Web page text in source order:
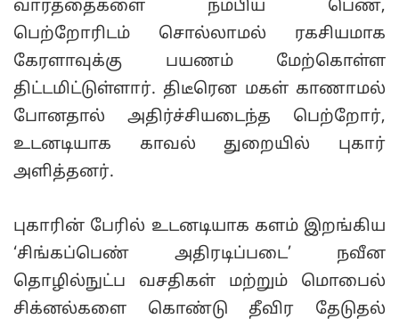
வார்த்தைகளை நம்பிய பெண்,
பெற்றோரிடம் சொல்லாமல் ரகசியமாக
கேரளாவுக்கு பயணம் மேற்கொள்ள
திட்டமிட்டுள்ளார். திடீரென மகள் காணாமல்
போனதால் அதிர்ச்சியடைந்த பெற்றோர்,
உடனடியாக காவல் துறையில் புகார்
அளித்தனர்.
புகாரின் பேரில் உடனடியாக களம் இறங்கிய
‘சிங்கப்பெண் அதிரடிப்படை’ நவீன
தொழில்நுட்ப வசதிகள் மற்றும் மொபைல்
சிக்னல்களை கொண்டு தீவிர தேடுதல்